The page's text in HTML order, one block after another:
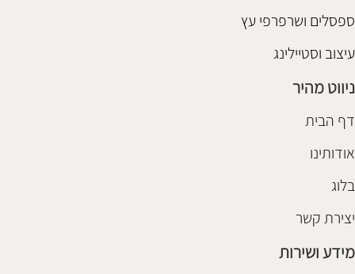
ספסלים ושרפרפי עץ
עיצוב וסטיילינג
ניווט מהיר
דף הבית
אודותינו
בלוג
יצירת קשר
מידע ושירות